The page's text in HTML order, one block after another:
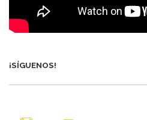
¡SÍGUENOS!